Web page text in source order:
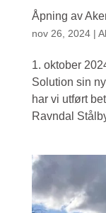
Åpning av
nov 26, 2024|
1. oktober
Solution sin
har vi utført
Ravndal